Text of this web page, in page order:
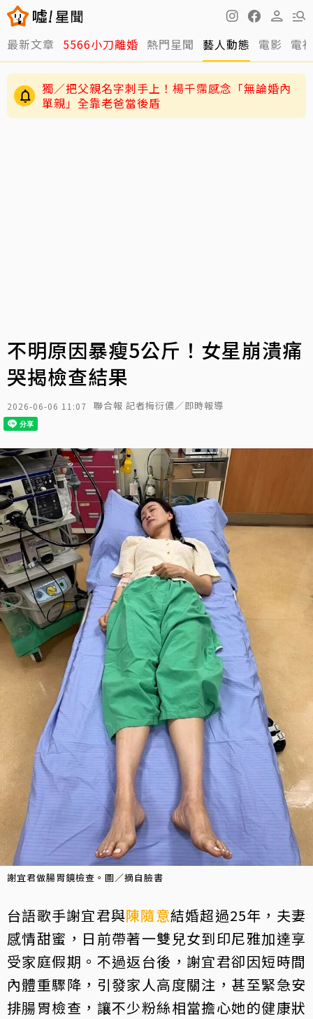
最新文章 5566小刀離婚 熱門星聞 藝人動態 電影 電
獨／把父親名字刺手上！楊千霈感念「無論婚內
單親」全靠老爸當後盾
不明原因暴瘦5公斤！女星崩潰痛
哭揭檢查結果
2026-06-06 11:07 聯合報 記者梅衍儂／即時報導
謝宜君做腸胃鏡檢查。圖／摘自臉書
台語歌手謝宜君與陳隨意結婚超過25年，夫妻
感情甜蜜，日前帶著一雙兒女到印尼雅加達享
受家庭假期。不過返台後，謝宜君卻因短時間
內體重驟降，引發家人高度關注，甚至緊急安
排腸胃檢查，讓不少粉絲相當擔心她的健康狀